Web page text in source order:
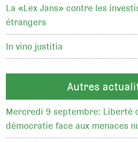
La «Lex Jans» contre les
étrangers
In vino justitia
Autres
Mercredi 9 septembre: Liberté
démocratie face aux menaces